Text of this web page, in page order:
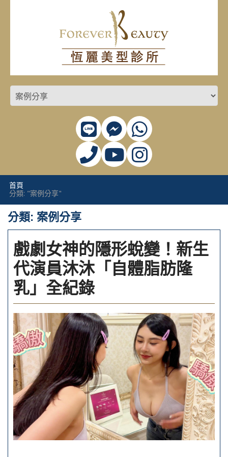
首頁
分類: "案例分享"
分類: 案例分享
戲劇女神的隱形蛻變！新生
代演員沐沐「自體脂肪隆
乳」全紀錄